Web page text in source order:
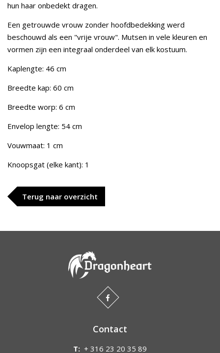
hun haar onbedekt dragen.
Een getrouwde vrouw zonder hoofdbedekking werd
beschouwd als een "vrije vrouw". Mutsen in vele kleuren en
vormen zijn een integraal onderdeel van elk kostuum.
Kaplengte: 46 cm
Breedte kap: 60 cm
Breedte worp: 6 cm
Envelop lengte: 54 cm
Vouwmaat: 1 cm
Knoopsgat (elke kant): 1
Terug naar overzicht
Contact
T: + 316 23 20 35 89